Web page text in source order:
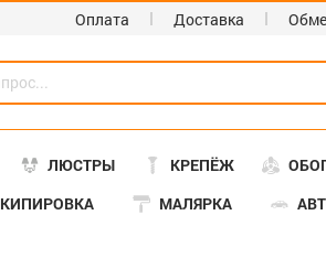
Оплата Доставка
ЛЮСТРЫ КРЕПЁЖ
МАЛЯРКА